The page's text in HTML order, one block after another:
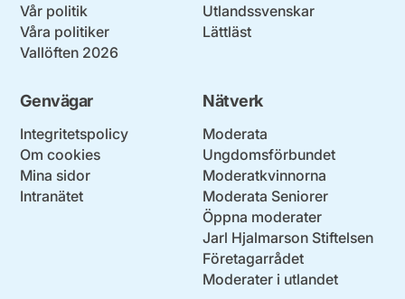
Vår politik
Våra politiker
Vallöften 2026
Utlandssvenskar
Lättläst
Genvägar
Integritetspolicy
Om cookies
Mina sidor
Intranätet
Nätverk
Moderata
Ungdomsförbundet
Moderatkvinnorna
Moderata Seniorer
Öppna moderater
Jarl Hjalmarson Stiftelsen
Företagarrådet
Moderater i utlandet